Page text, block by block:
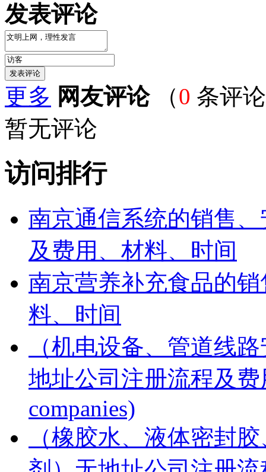
发表评论
更多 网友评论（0 条评
暂无评论
访问排行
南京通信系统的销售
及费用、材料、时间
南京营养补充食品的
料、时间
（机电设备、管道线
地址公司注册流程及费
companies)
（橡胶水、液体密封